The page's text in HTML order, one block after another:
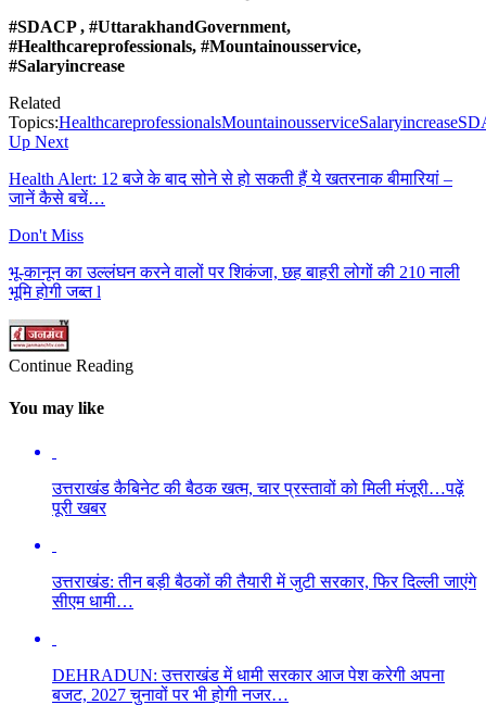
#SDACP , #UttarakhandGovernment,
#Healthcareprofessionals, #Mountainousservice,
#Salaryincrease
Related
Topics:HealthcareprofessionalsMountainousserviceSalaryincrease
Up Next
Health Alert: 12 बजे के बाद सोने से हो सकती हैं ये खतरनाक बीमारियां –
जानें कैसे बचें…
Don't Miss
भू-कानून का उल्लंघन करने वालों पर शिकंजा, छह बाहरी लोगों की 210 नाली
भूमि होगी जब्त l
Continue Reading
You may like
उत्तराखंड कैबिनेट की बैठक खत्म, चार प्रस्तावों को मिली मंजूरी…पढ़ें
पूरी खबर
उत्तराखंड: तीन बड़ी बैठकों की तैयारी में जुटी सरकार, फिर दिल्ली जाएंगे
सीएम धामी…
DEHRADUN: उत्तराखंड में धामी सरकार आज पेश करेगी अपना
बजट, 2027 चुनावों पर भी होगी नजर…